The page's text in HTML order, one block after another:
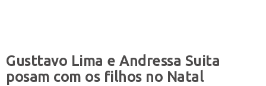
Gusttavo Lima e Andressa Suita
posam com os filhos no Natal